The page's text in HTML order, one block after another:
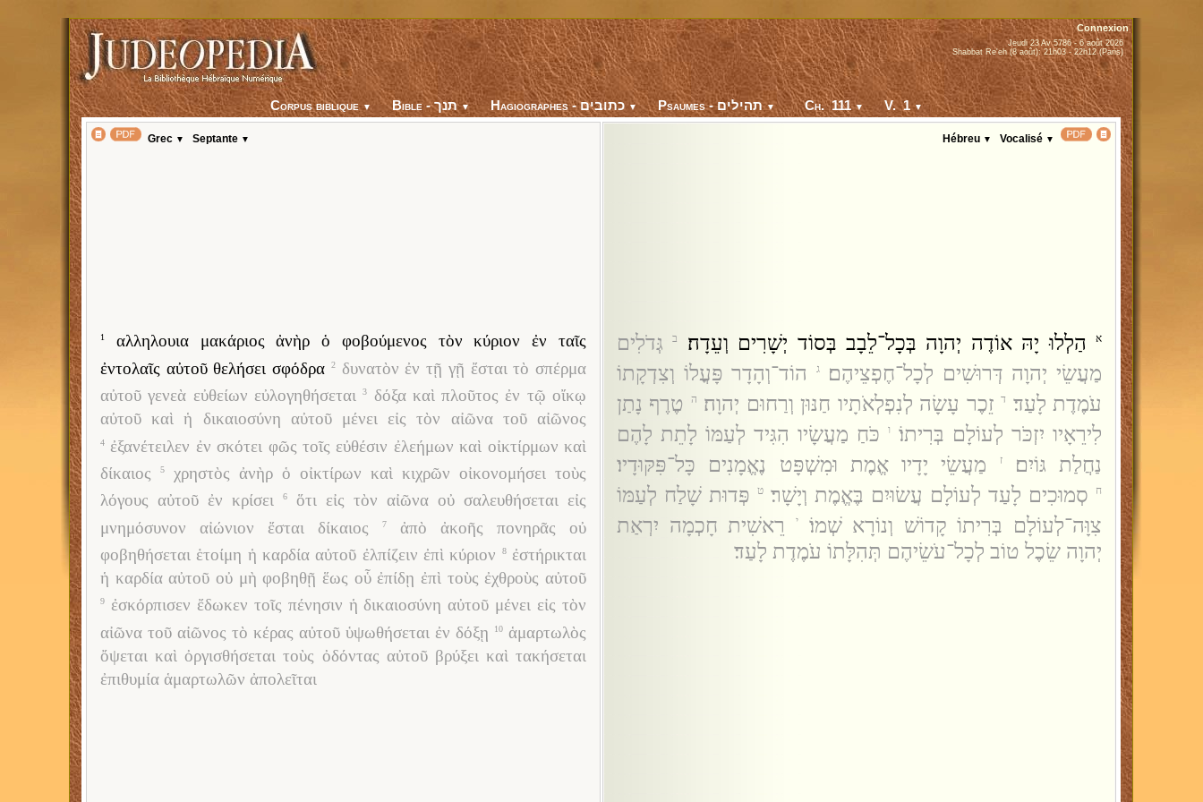
Connexion
Jeudi 23 Av 5786 - 6 août 2026
Shabbat Re'eh (8 août): 21h03 - 22h12 (Paris)
Corpus biblique▼ Bible - תנך▼ Hagiographes - כתובים▼ Psaumes - תהילים▼ Ch. 111▼ V. 1▼
Grec ▼ Septante ▼
1
αλληλουια μακάριος ἀνὴρ ὁ φοβούμενος τὸν κύριον ἐν ταῖς
ἐντολαῖς αὐτοῦ θελήσει σφόδρα
2
δυνατὸν ἐν τῇ γῇ ἔσται τὸ σπέρμα
αὐτοῦ γενεὰ εὐθείων εὐλογηθήσεται
3
δόξα καὶ πλοῦτος ἐν τῷ οἴκῳ
αὐτοῦ καὶ ἡ δικαιοσύνη αὐτοῦ μένει εἰς τὸν αἰῶνα τοῦ αἰῶνος
4
ἐξανέτειλεν ἐν σκότει φῶς τοῖς εὐθέσιν ἐλεήμων καὶ οἰκτίρμων καὶ
δίκαιος
5
χρηστὸς ἀνὴρ ὁ οἰκτίρων καὶ κιχρῶν οἰκονομήσει τοὺς
λόγους αὐτοῦ ἐν κρίσει
6
ὅτι εἰς τὸν αἰῶνα οὐ σαλευθήσεται εἰς
μνημόσυνον αἰώνιον ἔσται δίκαιος
7
ἀπὸ ἀκοῆς πονηρᾶς οὐ
φοβηθήσεται ἑτοίμη ἡ καρδία αὐτοῦ ἐλπίζειν ἐπὶ κύριον
8
ἐστήρικται
ἡ καρδία αὐτοῦ οὐ μὴ φοβηθῇ ἕως οὗ ἐπίδῃ ἐπὶ τοὺς ἐχθροὺς αὐτοῦ
9
ἐσκόρπισεν ἔδωκεν τοῖς πένησιν ἡ δικαιοσύνη αὐτοῦ μένει εἰς τὸν
αἰῶνα τοῦ αἰῶνος τὸ κέρας αὐτοῦ ὑψωθήσεται ἐν δόξῃ
10 ἁμαρτωλὸς
ὄψεται καὶ ὀργισθήσεται τοὺς ὀδόντας αὐτοῦ βρύξει καὶ τακήσεται
ἐπιθυμία ἁμαρτωλῶν ἀπολεῖται
Hébreu ▼ Vocalisé ▼
א הַלְלוּ יָהּ אוֹדֶה יְהוָה בְּכָל־לֵבָב בְּסוֹד יְשָׁרִים וְעֵדָה׃ ב
גְּדֹלִים
מַעֲשֵׂי יְהוָה דְּרוּשִׁים לְכָל־חֶפְצֵיהֶם׃
ג
הוֹד־וְהָדָר פָּעֳלוֹ וְצִדְקָתוֹ
עֹמֶדֶת לָעַד׃
ד זֵכֶר עָשָׂה לְנִפְלְאֹתָיו חַנּוּן וְרַחוּם יְהוָה׃ ה
טֶרֶף נָתַן
לִירֵאָיו יִזְכֹּר לְעוֹלָם בְּרִיתוֹ׃
ו
כֹּחַ מַעֲשָׂיו הִגִּיד לְעַמּוֹ לָתֵת לָהֶם
נַחֲלַת גּוֹיִם׃
ז מַעֲשֵׂי יָדָיו אֱמֶת וּמִשְׁפָּט נֶאֱמָנִים כָּל־פִּקּוּדָיו׃
ח סְמוּכִים לָעַד לְעוֹלָם עֲשׂוּיִם בֶּאֱמֶת וְיָשָׁר׃ ט
פְּדוּת שָׁלַח לְעַמּוֹ
צִוָּה־לְעוֹלָם בְּרִיתוֹ קָדוֹשׁ וְנוֹרָא שְׁמוֹ׃
י
רֵאשִׁית חָכְמָה יִרְאַת
יְהוָה שֵׂכֶל טוֹב לְכָל־עֹשֵׂיהֶם תְּהִלָּתוֹ עֹמֶדֶת לָעַד׃